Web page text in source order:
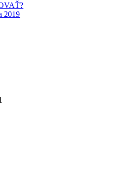
2019